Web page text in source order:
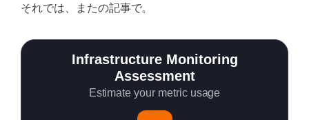
それでは、またの記事で。
Infrastructure Monitoring
Assessment
Estimate your metric usage